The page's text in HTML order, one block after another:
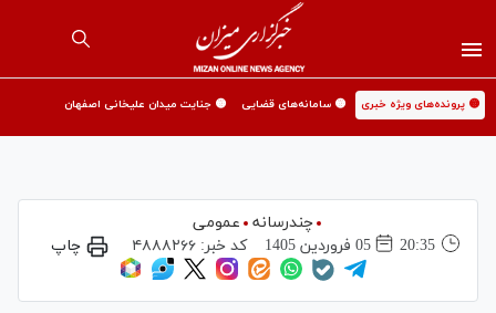
🟡 پرونده‌های ویژه خبری 🟡 سامانه‌های قضایی 🟡 جنایت میدان علیخانی اصفهان
چندرسانه
عمومی
20:35
05 فروردين 1405 کد خبر:۴۸۸۸۲۶۶ چاپ